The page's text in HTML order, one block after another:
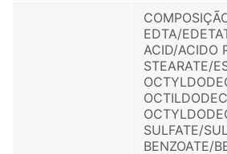
EDTA/
ACID/ACIDO
STEARATE/
SULFATE/
BENZOATE/